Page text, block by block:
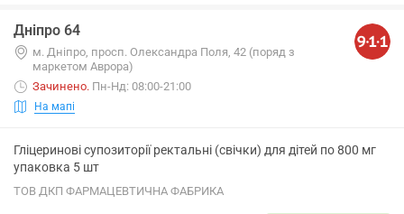
Дніпро 64
м. Днiпро, просп. Олександра Поля, 42 (поряд з
маркетом Аврора)
Зачинено. Пн-Нд: 08:00-21:00
На мапі
Гліцеринові супозиторії ректальні (свічки) для дітей по 800 мг
упаковка 5 шт
ТОВ ДКП ФАРМАЦЕВТИЧНА ФАБРИКА